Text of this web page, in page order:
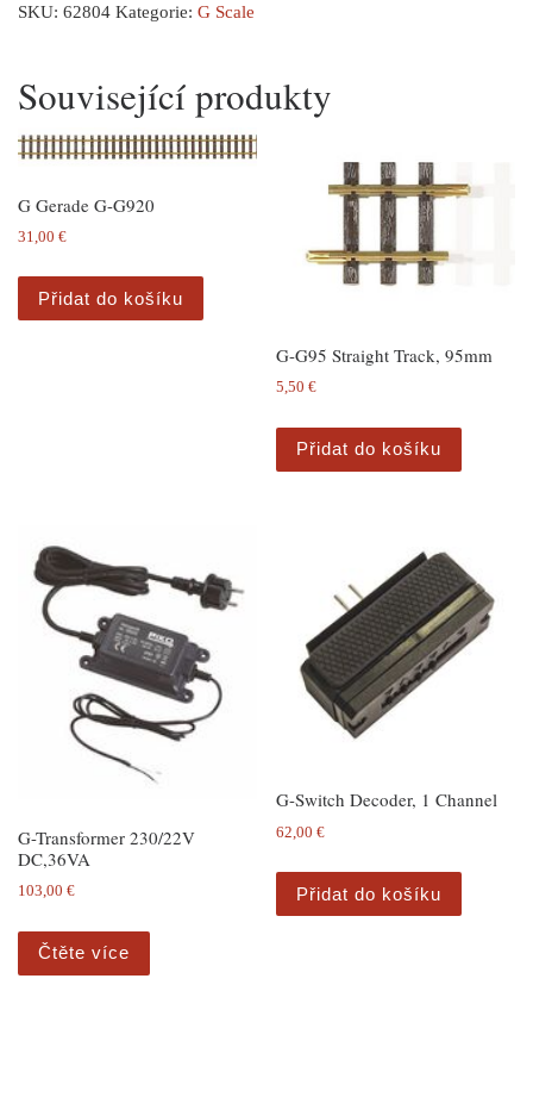
SKU: 62804 Kategorie: G Scale
Související produkty
G Gerade G-G920
31,00 €
Přidat do košíku
G-G95 Straight Track, 95mm
5,50€
Přidat do košíku
G-Transformer 230/22V
DC,36VA
103,00 €
Čtěte více
G-Switch Decoder, 1 Channel
62,00€
Přidat do košíku